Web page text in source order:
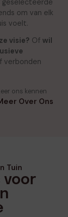
geselecteerde
om van elk
voelt.
visie? Of wil
verbonden
ons kennen
Over Ons
Tuin
voor